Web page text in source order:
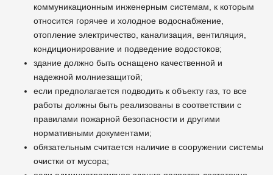
коммуникационным инженерным системам, к которым
относится горячее и холодное водоснабжение,
отопление электричество, канализация, вентиляция,
кондиционирование и подведение водостоков;
здание должно быть оснащено качественной и
надежной молниезащитой;
если предполагается подводить к объекту газ, то все
работы должны быть реализованы в соответствии с
правилами пожарной безопасности и другими
нормативными документами;
обязательным считается наличие в сооружении системы
очистки от мусора;